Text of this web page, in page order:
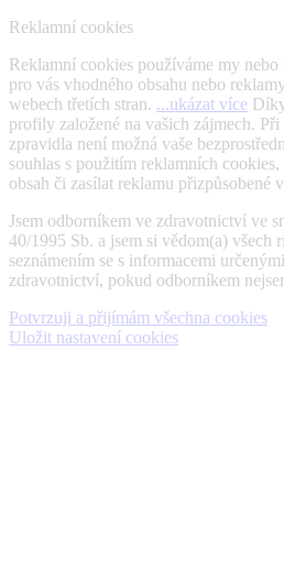
Reklamní cookies
Reklamní cookies používáme my
pro vás vhodného obsahu nebo
webech třetích stran. ...ukázat více
profily založené na vašich zájmech.
zpravidla není možná vaše
souhlas s použitím reklamních
obsah či zasílat reklamu přizpůsobené
Jsem odborníkem ve zdravotnictví ve
40/1995 Sb. a jsem si vědom(a) všech
seznámením se s informacemi
zdravotnictví, pokud odborníkem
Potvrzuji a přijímám všechna cookies
Uložit nastavení cookies